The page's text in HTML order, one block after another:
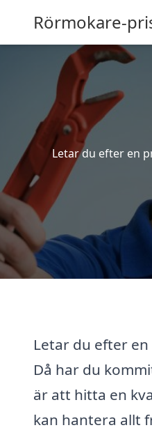
Rörmokare-
Letar du efter en
Letar du efter
Då har du
är att hitta en
kan hantera allt